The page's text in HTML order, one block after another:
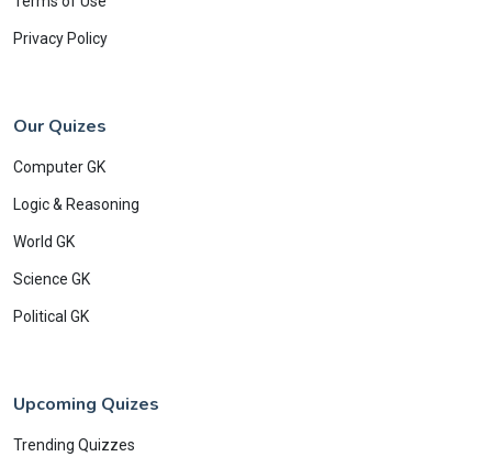
Privacy Policy
Our Quizes
Computer GK
Logic & Reasoning
World GK
Science GK
Political GK
Upcoming Quizes
Trending Quizzes